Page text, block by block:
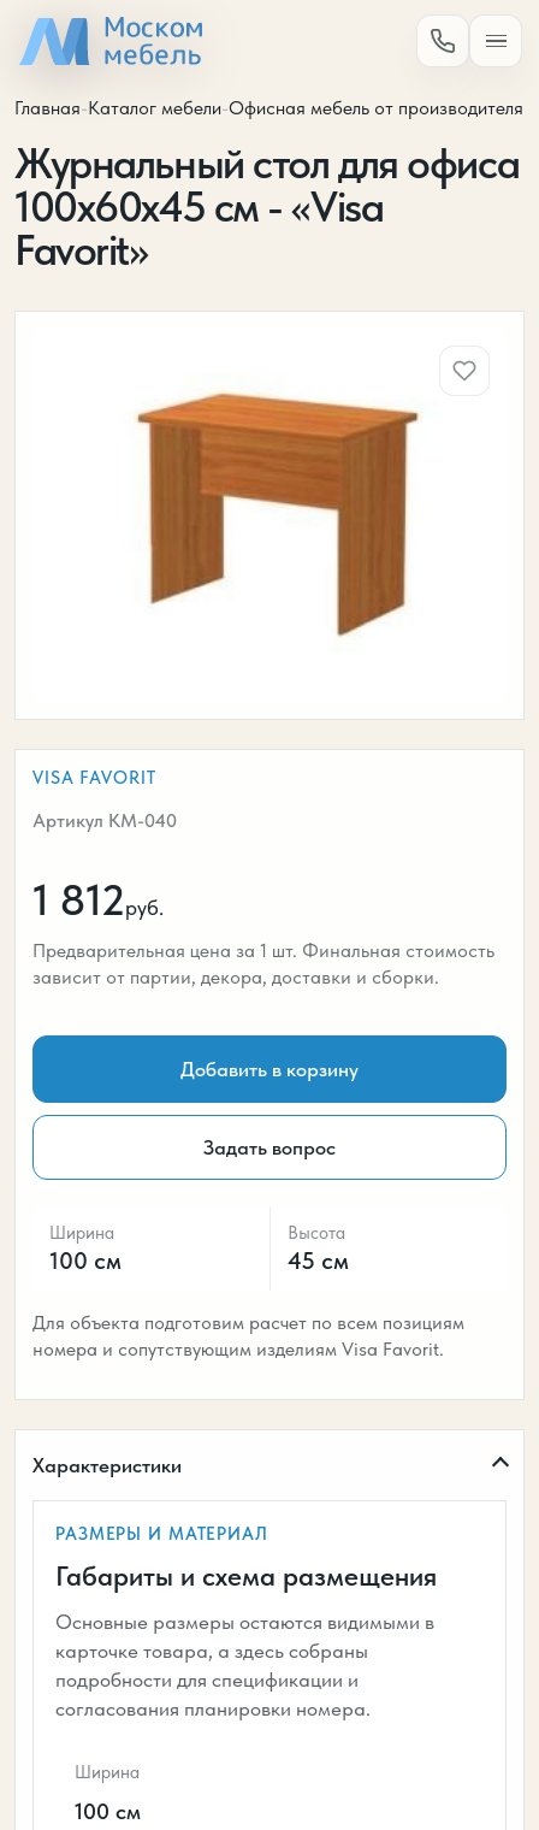
Главная-Каталог мебели-Офисная мебель от производителя
Журнальный стол для офиса
100х60х45 см - «Visa
Favorit»
VISA FAVORIT
Артикул КМ-040
1 812руб.
Предварительная цена за 1 шт. Финальная стоимость
зависит от партии, декора, доставки и сборки.
Добавить в корзину
Задать вопрос
Ширина
100 см
Высота
45 см
Для объекта подготовим расчет по всем позициям
номера и сопутствующим изделиям Visa Favorit.
Характеристики
РАЗМЕРЫ И МАТЕРИАЛ
Габариты и схема размещения
Основные размеры остаются видимыми в
карточке товара, а здесь собраны
подробности для спецификации и
согласования планировки номера.
Ширина
100 см